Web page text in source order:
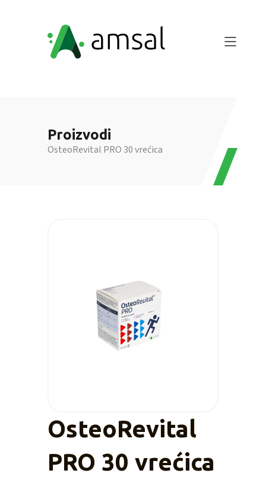
Proizvodi
OsteoRevital PRO 30 vrećica
OsteoRevital
PRO 30 vrećica